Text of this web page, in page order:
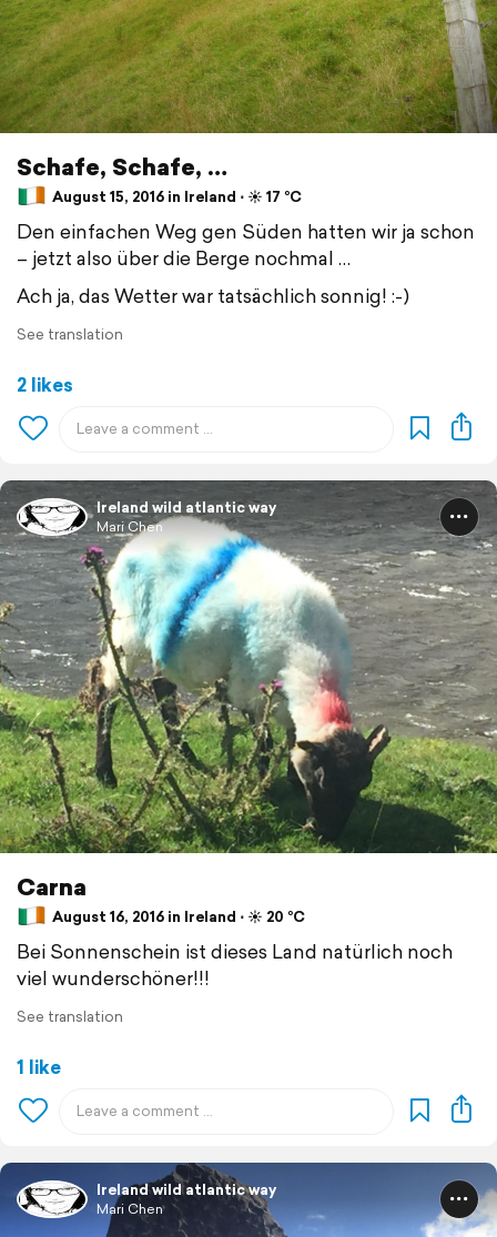
Schafe, Schafe, …
August 15, 2016 in Ireland ⋅ ☀️ 17 °C
Den einfachen Weg gen Süden hatten wir ja schon
– jetzt also über die Berge nochmal …
Ach ja, das Wetter war tatsächlich sonnig! :-)
See translation
2 likes
Ireland wild atlantic way
Mari Chen
Carna
August 16, 2016 in Ireland ⋅ ☀️ 20 °C
Bei Sonnenschein ist dieses Land natürlich noch
viel wunderschöner!!!
See translation
1 like
Ireland wild atlantic way
Mari Chen